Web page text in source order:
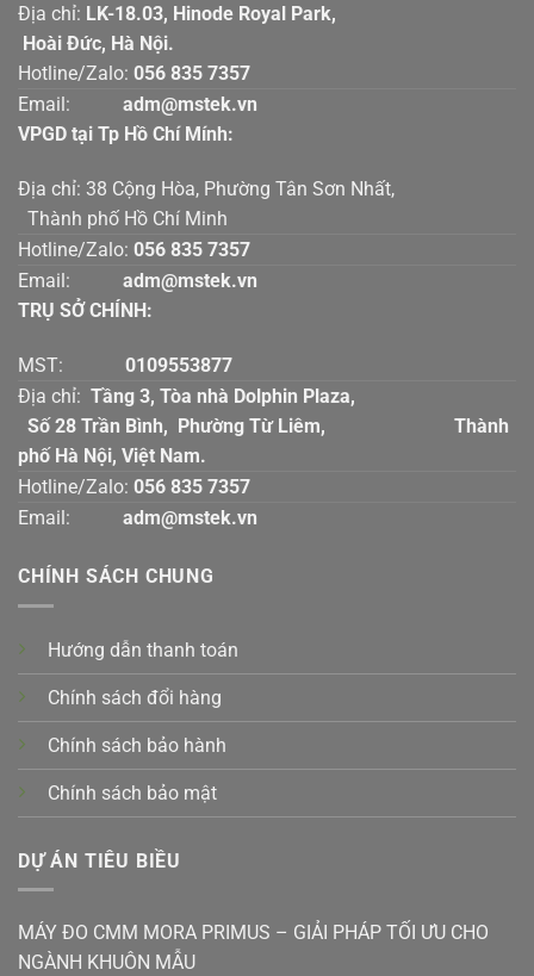
Địa chỉ: LK-18.03, Hinode Royal Park,
Hoài Đức, Hà Nội.
Hotline/Zalo: 056 835 7357
Email:
adm@mstek.vn
VPGD tại Tp Hồ Chí Mính:
Địa chỉ: 38 Cộng Hòa, Phường Tân Sơn Nhất,
Thành phố Hồ Chí Minh
Hotline/Zalo: 056 835 7357
Email:
adm@mstek.vn
TRỤ SỞ CHÍNH:
MST: 0109553877
Địa chỉ: Tầng 3, Tòa nhà Dolphin Plaza,
Số 28 Trần Bình, Phường Từ Liêm, Thành
phố Hà Nội, Việt Nam.
Hotline/Zalo: 056 835 7357
Email:
adm@mstek.vn
CHÍNH SÁCH CHUNG
Hướng dẫn thanh toán
Chính sách đổi hàng
Chính sách bảo hành
Chính sách bảo mật
DỰ ÁN TIÊU BIỀU
MÁY ĐO CMM MORA PRIMUS – GIẢI PHÁP TỐI ƯU CHO
NGÀNH KHUÔN MẪU